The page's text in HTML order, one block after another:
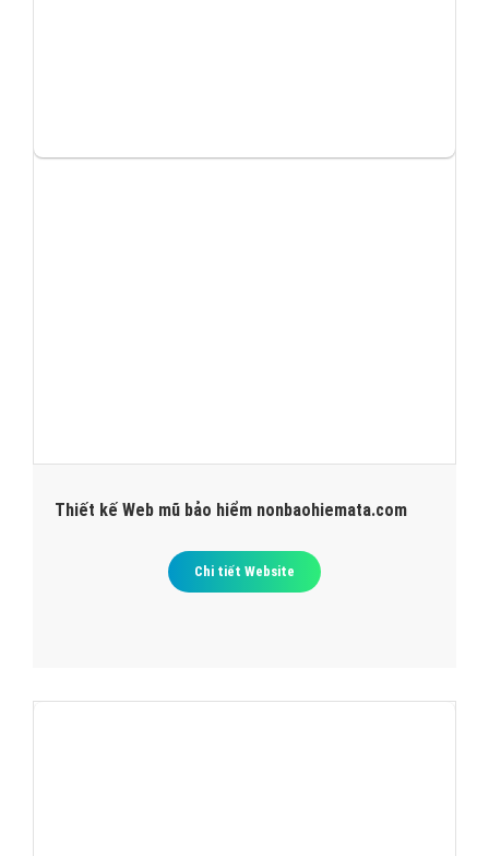
Thiết kế Web mũ bảo hiểm nonbaohiemata.com
Chi tiết Website